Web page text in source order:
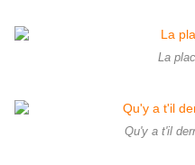
La
Qu'y a t'il